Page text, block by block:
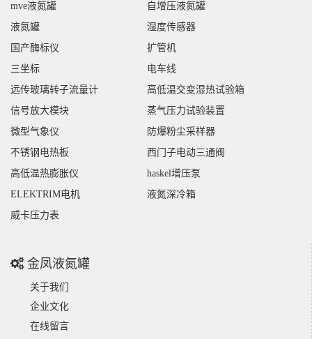
mve液氮罐
自增压液氮罐
液氮罐
湿度传感器
国产酶标仪
扩管机
三坐标
电车线
远传玻璃转子流量计
高低温交变湿热试验箱
信号放大模块
蒸气压力试验装置
微型气象仪
防爆粉尘采样器
不锈钢电热板
西门子电动三通阀
高低温热膨胀仪
haskel增压泵
ELEKTRIM电机
液氮深冷箱
威卡压力表
金凤液氮罐
关于我们
企业文化
在线留言